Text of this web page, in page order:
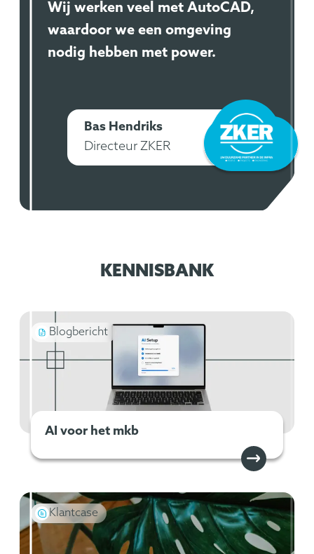
Wij werken veel met AutoCAD,
waardoor we een omgeving
nodig hebben met power.
Bas Hendriks
Directeur ZKER
KENNISBANK
Blogbericht
AI voor het mkb
Klantcase